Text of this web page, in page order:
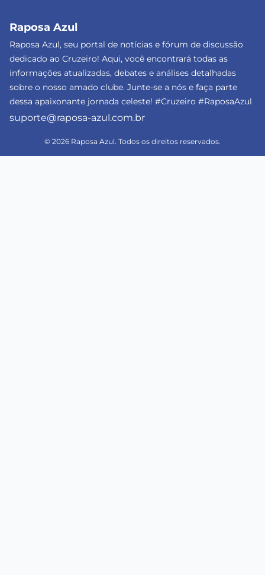
Raposa Azul
Raposa Azul, seu portal de notícias e fórum de discussão
dedicado ao Cruzeiro! Aqui, você encontrará todas as
informações atualizadas, debates e análises detalhadas
sobre o nosso amado clube. Junte-se a nós e faça parte
dessa apaixonante jornada celeste! #Cruzeiro #RaposaAzul
suporte@raposa-azul.com.br
© 2026 Raposa Azul. Todos os direitos reservados.